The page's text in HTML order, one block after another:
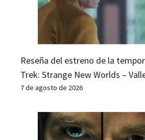
Reseña del estreno de la
Trek: Strange New Worlds –
7 de agosto de 2026